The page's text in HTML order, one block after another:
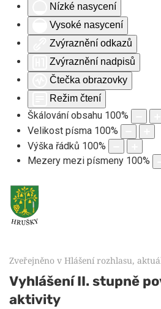
Nízké nasycení
Vysoké nasycení
Zvýraznění odkazů
Zvýraznění nadpisů
Čtečka obrazovky
Režim čtení
Škálování obsahu 100%
Velikost písma 100%
Výška řádků 100%
Mezery mezi písmeny 100%
Zveřejněno v Hlášení rozhlasu,
Vyhlášení II. stupně
aktivity